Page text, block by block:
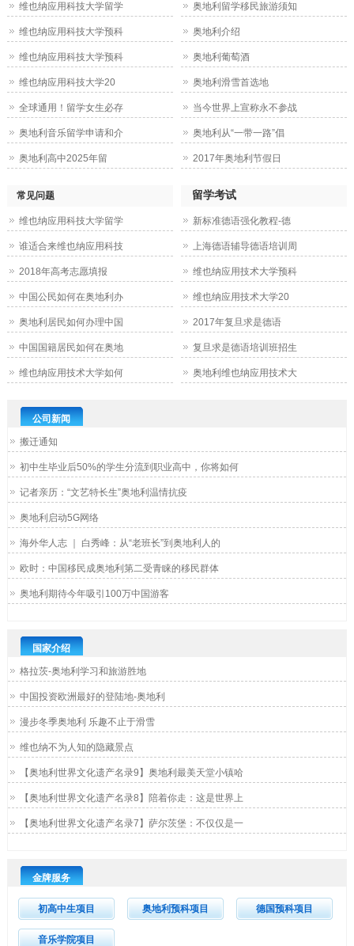
维也纳应用科技大学留学
维也纳应用科技大学预科
维也纳应用科技大学预科
维也纳应用科技大学20
全球通用！留学女生必存
奥地利音乐留学申请和介
奥地利高中2025年留
奥地利留学移民旅游须知
奥地利介绍
奥地利葡萄酒
奥地利滑雪首选地
当今世界上宣称永不参战
奥地利从“一带一路”倡
2017年奥地利节假日
常见问题
维也纳应用科技大学留学
谁适合来维也纳应用科技
2018年高考志愿填报
中国公民如何在奥地利办
奥地利居民如何办理中国
中国国籍居民如何在奥地
维也纳应用技术大学如何
留学考试
新标准德语强化教程-德
上海德语辅导德语培训周
维也纳应用技术大学预科
维也纳应用技术大学20
2017年复旦求是德语
复旦求是德语培训班招生
奥地利维也纳应用技术大
公司新闻
搬迁通知
初中生毕业后50%的学生分流到职业高中，你将如何
记者亲历：“文艺特长生”奥地利温情抗疫
奥地利启动5G网络
海外华人志 ｜ 白秀峰：从“老班长”到奥地利人的
欧时：中国移民成奥地利第二受青睐的移民群体
奥地利期待今年吸引100万中国游客
国家介绍
格拉茨-奥地利学习和旅游胜地
中国投资欧洲最好的登陆地-奥地利
漫步冬季奥地利 乐趣不止于滑雪
维也纳不为人知的隐藏景点
【奥地利世界文化遗产名录9】奥地利最美天堂小镇哈
【奥地利世界文化遗产名录8】陪着你走：这是世界上
【奥地利世界文化遗产名录7】萨尔茨堡：不仅仅是一
金牌服务
初高中生项目 奥地利预科项目 德国预科项目
音乐学院项目